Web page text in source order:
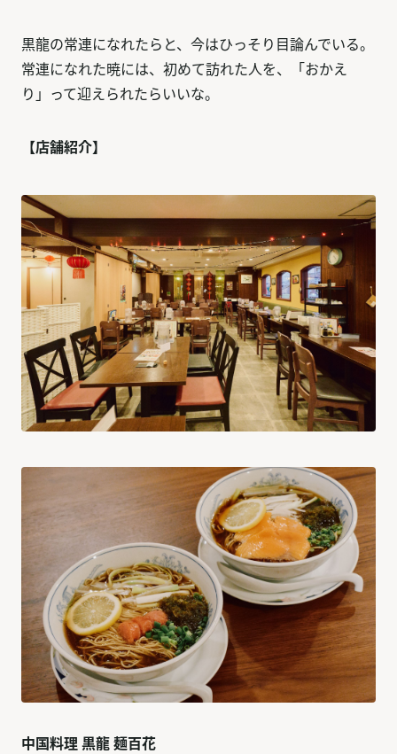
黒龍の常連になれたらと、今はひっそり目論んでいる。
常連になれた暁には、初めて訪れた人を、「おかえ
り」って迎えられたらいいな。
【店舗紹介】
中国料理 黒龍 麺百花